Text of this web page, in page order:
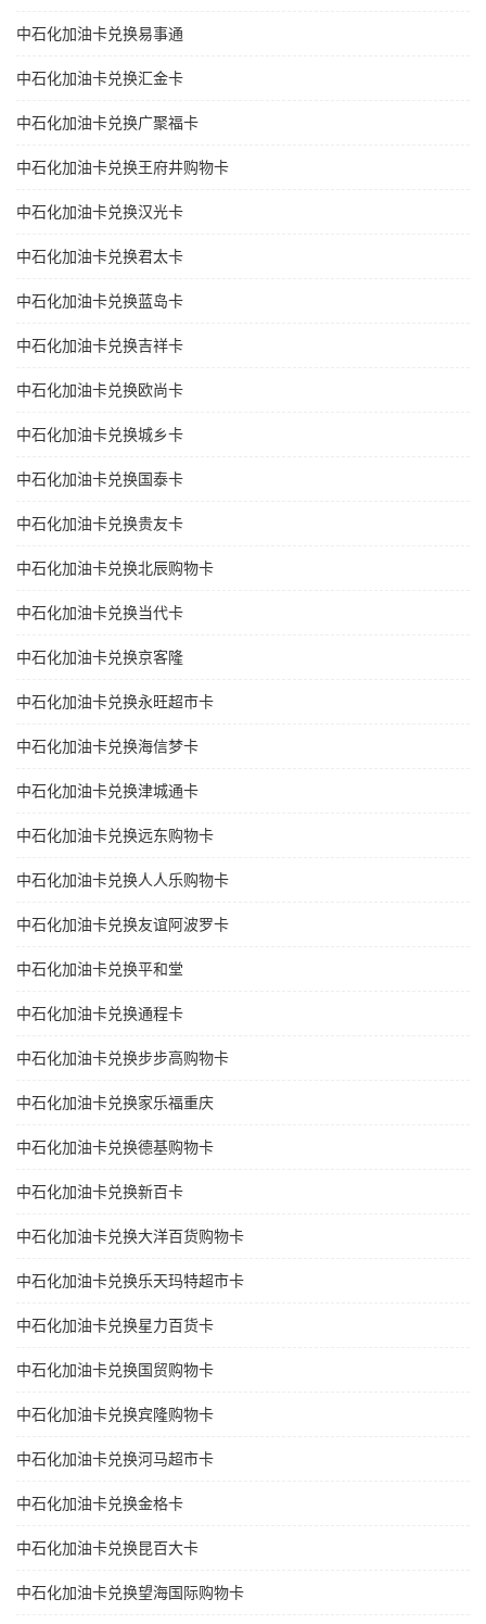
中石化加油卡兑换易事通
中石化加油卡兑换汇金卡
中石化加油卡兑换广聚福卡
中石化加油卡兑换王府井购物卡
中石化加油卡兑换汉光卡
中石化加油卡兑换君太卡
中石化加油卡兑换蓝岛卡
中石化加油卡兑换吉祥卡
中石化加油卡兑换欧尚卡
中石化加油卡兑换城乡卡
中石化加油卡兑换国泰卡
中石化加油卡兑换贵友卡
中石化加油卡兑换北辰购物卡
中石化加油卡兑换当代卡
中石化加油卡兑换京客隆
中石化加油卡兑换永旺超市卡
中石化加油卡兑换海信梦卡
中石化加油卡兑换津城通卡
中石化加油卡兑换远东购物卡
中石化加油卡兑换人人乐购物卡
中石化加油卡兑换友谊阿波罗卡
中石化加油卡兑换平和堂
中石化加油卡兑换通程卡
中石化加油卡兑换步步高购物卡
中石化加油卡兑换家乐福重庆
中石化加油卡兑换德基购物卡
中石化加油卡兑换新百卡
中石化加油卡兑换大洋百货购物卡
中石化加油卡兑换乐天玛特超市卡
中石化加油卡兑换星力百货卡
中石化加油卡兑换国贸购物卡
中石化加油卡兑换宾隆购物卡
中石化加油卡兑换河马超市卡
中石化加油卡兑换金格卡
中石化加油卡兑换昆百大卡
中石化加油卡兑换望海国际购物卡